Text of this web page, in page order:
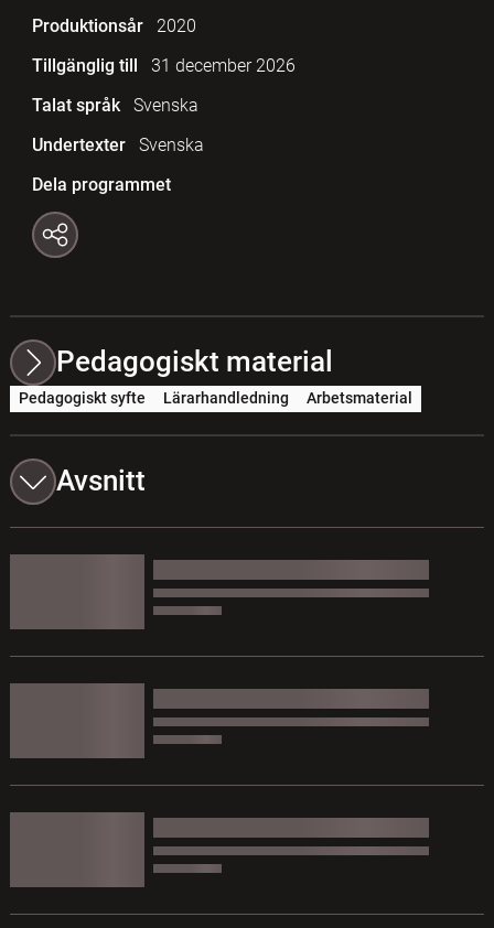
Produktionsår
2020
Tillgänglig till
31 december 2026
Talat språk
Svenska
Undertexter
Svenska
Dela programmet
Pedagogiskt material
Pedagogiskt syfte Lärarhandledning Arbetsmaterial
Avsnitt